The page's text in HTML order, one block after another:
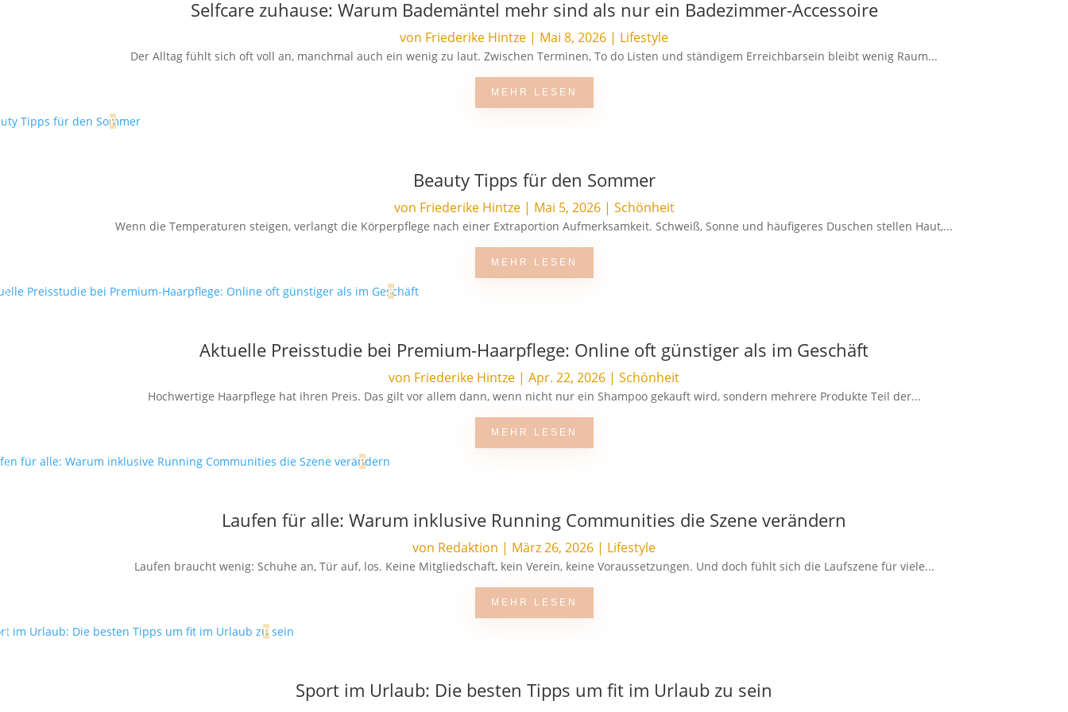
Selfcare zuhause: Warum Bademäntel mehr sind als nur ein Badezimmer-Accessoire
von Friederike Hintze | Mai 8, 2026 | Lifestyle
Der Alltag fühlt sich oft voll an, manchmal auch ein wenig zu laut. Zwischen Terminen, To do Listen und ständigem Erreichbarsein bleibt wenig Raum...
MEHR LESEN
Beauty Tipps für den Sommer
von Friederike Hintze| Mai 5, 2026| Schönheit
Wenn die Temperaturen steigen, verlangt die Körperpflege nach einer Extraportion Aufmerksamkeit. Schweiß, Sonne und häufigeres Duschen stellen Haut,...
MEHR LESEN
Aktuelle Preisstudie bei Premium-Haarpflege: Online oft günstiger als im Geschäft
von Friederike Hintze | Apr. 22, 2026 | Schönheit
Hochwertige Haarpflege hat ihren Preis. Das gilt vor allem dann, wenn nicht nur ein Shampoo gekauft wird, sondern mehrere Produkte Teil der...
MEHR LESEN
Laufen für alle: Warum inklusive Running Communities die Szene verändern
von Redaktion | März 26, 2026 | Lifestyle
Laufen braucht wenig: Schuhe an, Tür auf, los. Keine Mitgliedschaft, kein Verein, keine Voraussetzungen. Und doch fühlt sich die Laufszene für viele...
MEHR LESEN
Sport im Urlaub: Die besten Tipps um fit im Urlaub zu sein